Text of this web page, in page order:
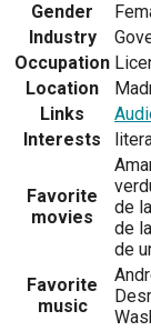
Gender
Industry
Occupation
Location
Links
Interests
Favorite
movies
de
de
de
Favorite
music